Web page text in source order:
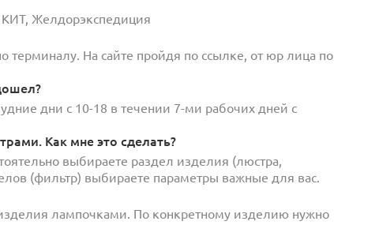
Желдорэкспедиция
На сайте пройдя по ссылке, от юр лица по
дни с 10-18 в течении 7-ми рабочих дней с
Как мне это сделать?
выбираете раздел изделия (люстра,
(фильтр) выбираете параметры важные для вас.
лампочками. По конкретному изделию нужно